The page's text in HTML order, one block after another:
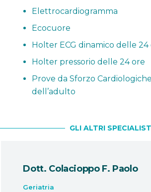
Elettrocardiogramma
Ecocuore
Holter ECG dinamico delle 24
Holter pressorio delle 24 ore
Prove da Sforzo
dell’adulto
GLI ALTRI
Dott. Colacioppo F. Paolo
Geriatria